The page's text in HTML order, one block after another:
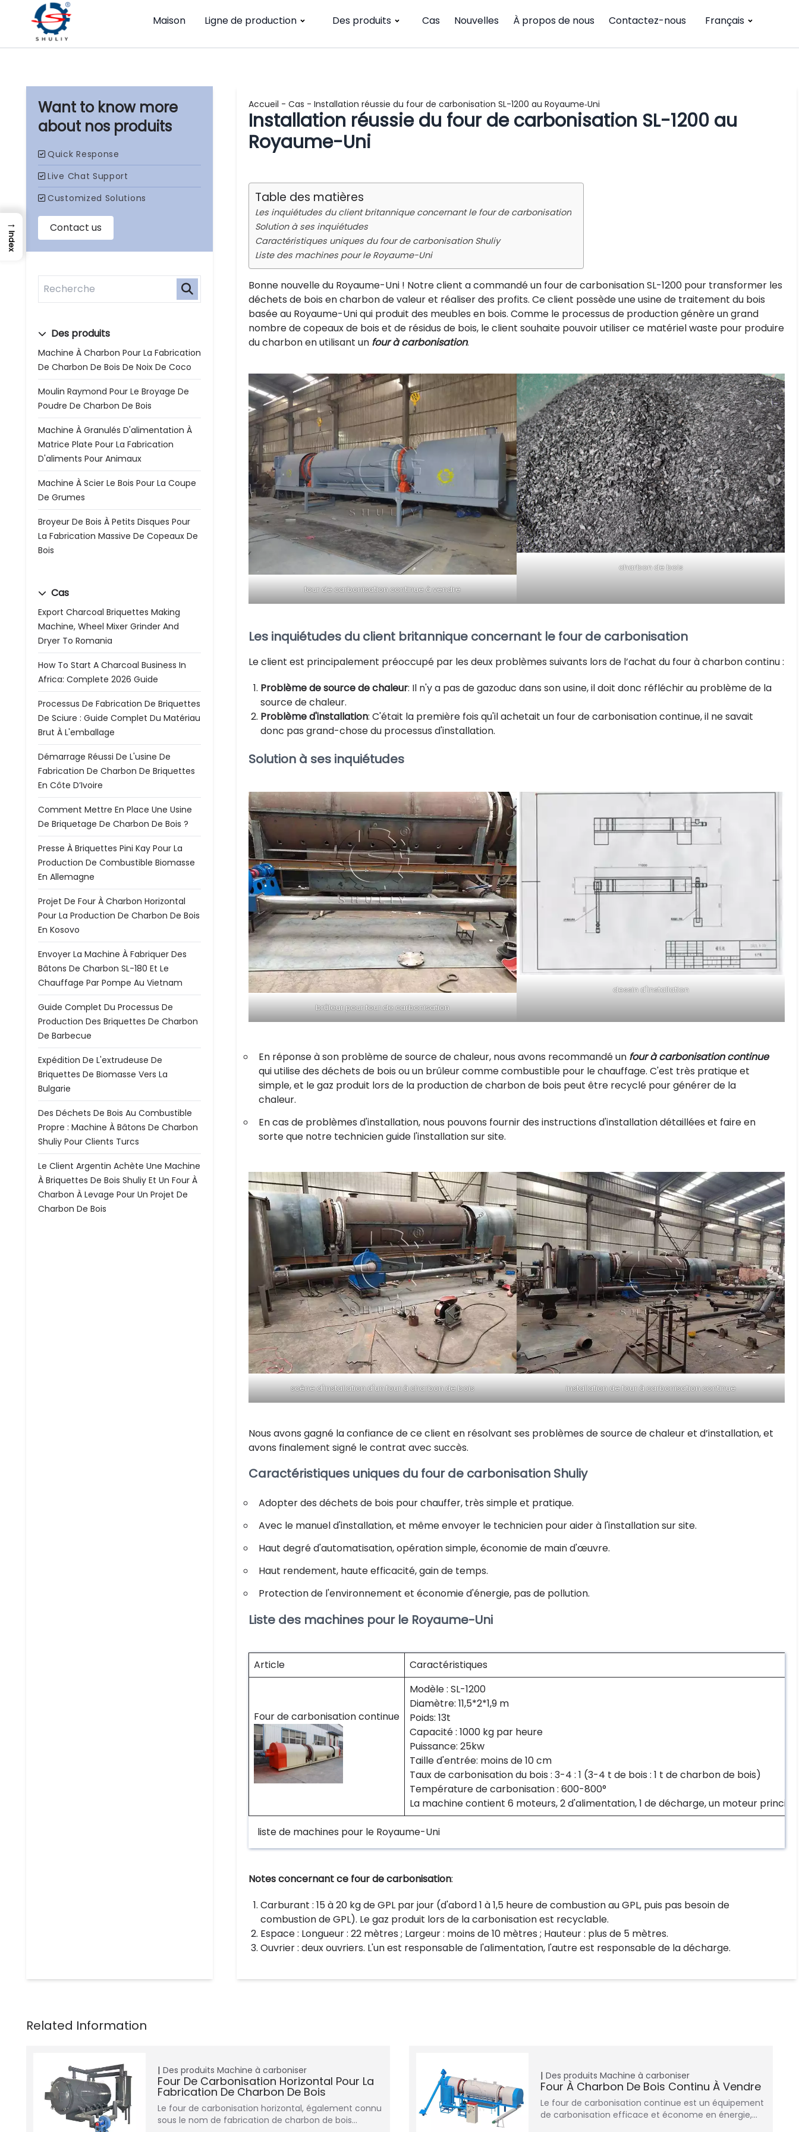
Maison Ligne de production Des produits Cas Nouvelles À propos de nous Contactez-nous Français
nos produits
Des produits
Machine À Charbon Pour La Fabrication
De Charbon De Bois De Noix De Coco
Moulin Raymond Pour Le Broyage De
Poudre De Charbon De Bois
Machine À Granulés D'alimentation À
Matrice Plate Pour La Fabrication
D'aliments Pour Animaux
Machine À Scier Le Bois Pour La Coupe
De Grumes
Broyeur De Bois À Petits Disques Pour
La Fabrication Massive De Copeaux De
Bois
Cas
Export Charcoal Briquettes Making
Machine, Wheel Mixer Grinder And
Dryer To Romania
How To Start A Charcoal Business In
Africa: Complete 2026 Guide
Processus De Fabrication De Briquettes
De Sciure : Guide Complet Du Matériau
Brut À L'emballage
Démarrage Réussi De L'usine De
Fabrication De Charbon De Briquettes
En Côte D’Ivoire
Comment Mettre En Place Une Usine
De Briquetage De Charbon De Bois ?
Presse À Briquettes Pini Kay Pour La
Production De Combustible Biomasse
En Allemagne
Projet De Four À Charbon Horizontal
Pour La Production De Charbon De Bois
En Kosovo
Envoyer La Machine À Fabriquer Des
Bâtons De Charbon SL-180 Et Le
Chauffage Par Pompe Au Vietnam
Guide Complet Du Processus De
Production Des Briquettes De Charbon
De Barbecue
Expédition De L'extrudeuse De
Briquettes De Biomasse Vers La
Bulgarie
Des Déchets De Bois Au Combustible
Propre : Machine À Bâtons De Charbon
Shuliy Pour Clients Turcs
Le Client Argentin Achète Une Machine
À Briquettes De Bois Shuliy Et Un Four À
Charbon À Levage Pour Un Projet De
Charbon De Bois
Accueil - Cas - Installation réussie du four de carbonisation SL-1200 au Royaume‑Uni
Installation réussie du four de carbonisation SL-1200 au
Royaume-Uni
Table des matières
Les inquiétudes du client britannique concernant le four de carbonisation
Solution à ses inquiétudes
Caractéristiques uniques du four de carbonisation Shuliy
Liste des machines pour le Royaume-Uni
Bonne nouvelle du Royaume-Uni ! Notre client a commandé un four de carbonisation SL-1200 pour transformer les
déchets de bois en charbon de valeur et réaliser des profits. Ce client possède une usine de traitement du bois
basée au Royaume-Uni qui produit des meubles en bois. Comme le processus de production génère un grand
nombre de copeaux de bois et de résidus de bois, le client souhaite pouvoir utiliser ce matériel waste pour produire
du charbon en utilisant un four à carbonisation.
four de carbonisation continue à vendre
charbon de bois
Les inquiétudes du client britannique concernant le four de carbonisation
Le client est principalement préoccupé par les deux problèmes suivants lors de l’achat du four à charbon continu :
Problème de source de chaleur: Il n'y a pas de gazoduc dans son usine, il doit donc réfléchir au problème de la
source de chaleur.
Problème d'installation: C'était la première fois qu'il achetait un four de carbonisation continue, il ne savait
donc pas grand-chose du processus d'installation.
Solution à ses inquiétudes
brûleur pour four de carbonisation
dessin d'installation
En réponse à son problème de source de chaleur, nous avons recommandé un four à carbonisation continue
qui utilise des déchets de bois ou un brûleur comme combustible pour le chauffage. C'est très pratique et
simple, et le gaz produit lors de la production de charbon de bois peut être recyclé pour générer de la
chaleur.
En cas de problèmes d'installation, nous pouvons fournir des instructions d'installation détaillées et faire en
sorte que notre technicien guide l'installation sur site.
scène d'installation d'un four à charbon de bois installation de four à carbonisation continue
Nous avons gagné la confiance de ce client en résolvant ses problèmes de source de chaleur et d’installation, et
avons finalement signé le contrat avec succès.
Caractéristiques uniques du four de carbonisation Shuliy
Adopter des déchets de bois pour chauffer, très simple et pratique.
Avec le manuel d'installation, et même envoyer le technicien pour aider à l'installation sur site.
Haut degré d'automatisation, opération simple, économie de main d'œuvre.
Haut rendement, haute efficacité, gain de temps.
Protection de l'environnement et économie d'énergie, pas de pollution.
Liste des machines pour le Royaume-Uni
Article Caractéristiques
Four de carbonisation continue
Modèle : SL-1200
Diamètre: 11,5*2*1,9 m
Poids: 13t
Capacité : 1000 kg par heure
Puissance: 25kw
Taille d'entrée: moins de 10 cm
Taux de carbonisation du bois : 3-4 : 1 (3-4 t de bois : 1 t de charbon de bois)
Température de carbonisation : 600-800°
La machine contient 6 moteurs, 2 d'alimentation, 1 de décharge, un moteur
liste de machines pour le Royaume-Uni
Notes concernant ce four de carbonisation:
Carburant : 15 à 20 kg de GPL par jour (d'abord 1 à 1,5 heure de combustion au GPL, puis pas besoin de
combustion de GPL). Le gaz produit lors de la carbonisation est recyclable.
Espace : Longueur : 22 mètres ; Largeur : moins de 10 mètres ; Hauteur : plus de 5 mètres.
Ouvrier : deux ouvriers. L'un est responsable de l'alimentation, l'autre est responsable de la décharge.
Des produits Machine à carboniser
Four De Carbonisation Horizontal Pour La
Fabrication De Charbon De Bois
Le four de carbonisation horizontal, également connu
sous le nom de fabrication de charbon de bois…
Des produits Machine à carboniser
Four À Charbon De Bois Continu À Vendre
Le four de carbonisation continue est un équipement
de carbonisation efficace et économe en énergie,…
→
Index